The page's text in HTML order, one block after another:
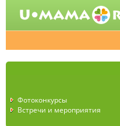
Фотоконкурсы
Встречи и мероприятия